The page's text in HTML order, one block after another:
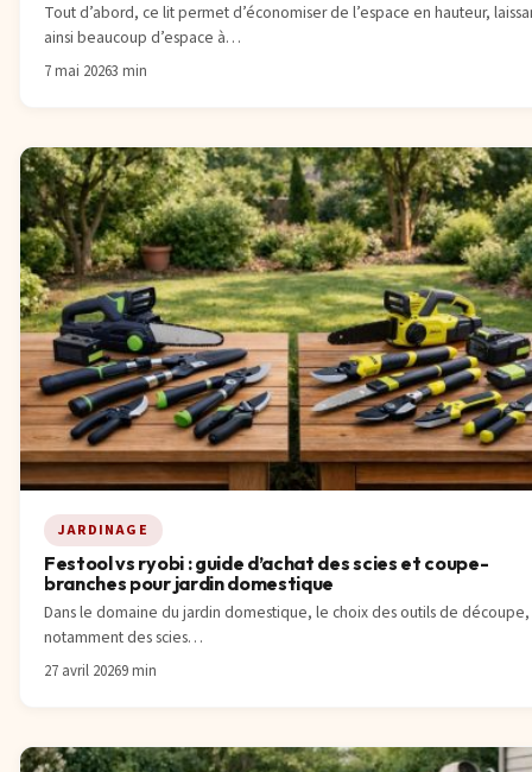
Tout d’abord, ce lit permet d’économiser de l’espace en hauteur,
ainsi beaucoup d’espace à…
7 mai 20263 min
JARDINAGE
Festool vs ryobi : guide d’achat des scies et coupe-
branches pour jardin domestique
Dans le domaine du jardin domestique, le choix des outils de découpe,
notamment des scies…
27 avril 20269 min